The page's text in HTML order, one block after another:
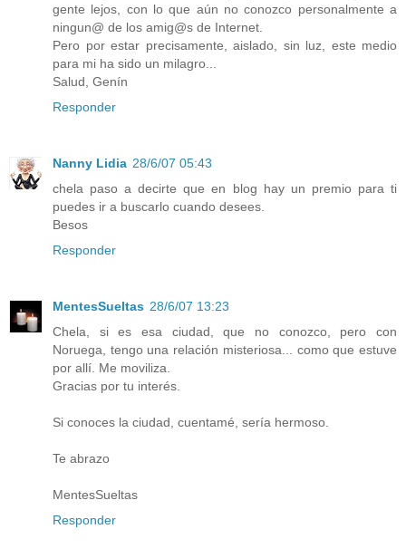
gente lejos, con lo que aún no conozco personalmente a
ningun@ de los amig@s de Internet.
Pero por estar precisamente, aislado, sin luz, este medio
para mi ha sido un milagro...
Salud, Genín
Responder
Nanny Lidia 28/6/07 05:43
chela paso a decirte que en blog hay un premio para ti
puedes ir a buscarlo cuando desees.
Besos
Responder
MentesSueltas 28/6/07 13:23
Chela, si es esa ciudad, que no conozco, pero con
Noruega, tengo una relación misteriosa... como que estuve
por allí. Me moviliza.
Gracias por tu interés.
Si conoces la ciudad, cuentamé, sería hermoso.
Te abrazo
MentesSueltas
Responder